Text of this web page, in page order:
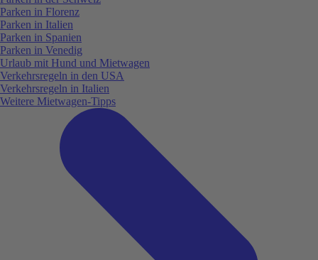
Parken in Florenz
Parken in Italien
Parken in Spanien
Parken in Venedig
Urlaub mit Hund und Mietwagen
Verkehrsregeln in den USA
Verkehrsregeln in Italien
Weitere Mietwagen-Tipps